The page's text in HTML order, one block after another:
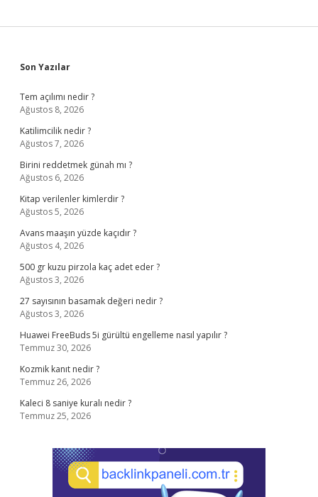
Sidebar
Son Yazılar
Tem açılımı nedir ?
Ağustos 8, 2026
Katilimcilik nedir ?
Ağustos 7, 2026
Birini reddetmek günah mı ?
Ağustos 6, 2026
Kitap verilenler kimlerdir ?
Ağustos 5, 2026
Avans maaşın yüzde kaçıdır ?
Ağustos 4, 2026
500 gr kuzu pirzola kaç adet eder ?
Ağustos 3, 2026
27 sayısının basamak değeri nedir ?
Ağustos 3, 2026
Huawei FreeBuds 5i gürültü engelleme nasıl yapılır ?
Temmuz 30, 2026
Kozmik kanıt nedir ?
Temmuz 26, 2026
Kaleci 8 saniye kuralı nedir ?
Temmuz 25, 2026